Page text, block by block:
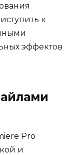
к
эффектов
Pro
и